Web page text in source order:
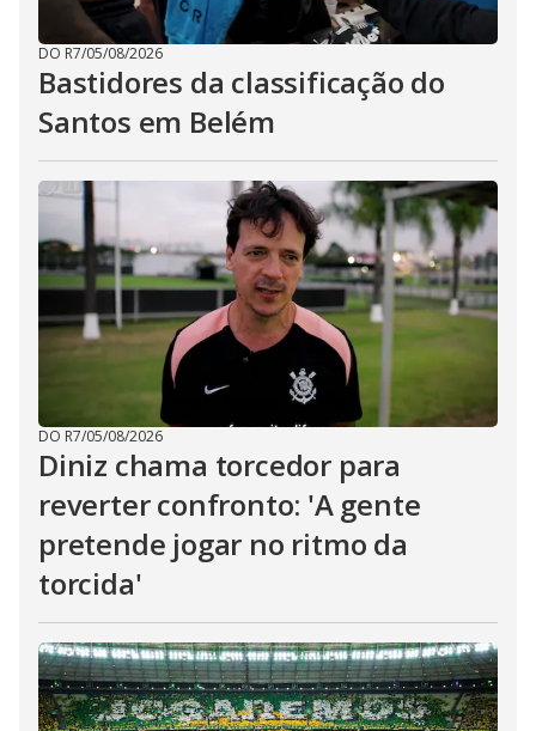
DO R7/05/08/2026
Bastidores da classificação do
Santos em Belém
DO R7/05/08/2026
Diniz chama torcedor para
reverter confronto: 'A gente
pretende jogar no ritmo da
torcida'